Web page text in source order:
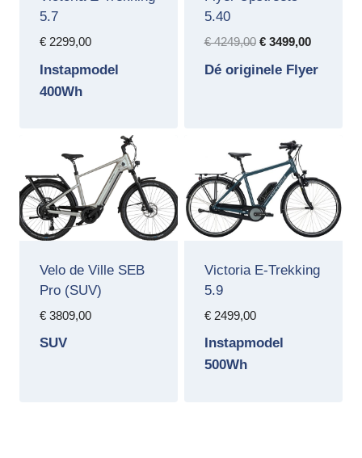
5.7
€2299,00
Instapmodel
400Wh
5.40
€4249,00 Oorspronkelijke
was:
€3499,00Huidige
is:
Dé originele Flyer
Velo de Ville SEB
Pro (SUV)
€3809,00
SUV
Victoria E-Trekking
5.9
€2499,00
Instapmodel
500Wh